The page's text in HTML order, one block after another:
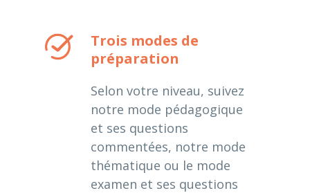
Trois modes de
préparation
Selon votre niveau, suivez
notre mode pédagogique
et ses questions
commentées, notre mode
thématique ou le mode
examen et ses questions